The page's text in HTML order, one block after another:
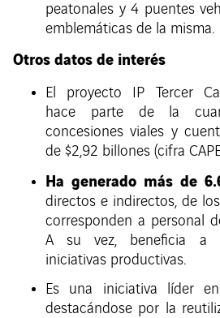
peatonales y 4 puentes
emblemáticas de la misma.
Otros datos de interés
El proyecto IP Tercer
hace parte de la
concesiones viales y
de $2,92 billones (cifra
Ha generado más de
directos e indirectos, de
corresponden a personal
A su vez, beneficia a
iniciativas productivas.
Es una iniciativa líder
destacándose por la